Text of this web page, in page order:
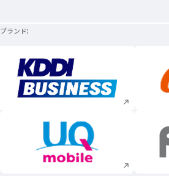
ブランド
新規ウィンドウで開く
新規ウィンドウで開く